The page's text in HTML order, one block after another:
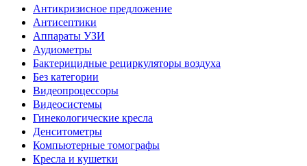
Антикризисное предложение
Антисептики
Аппараты УЗИ
Аудиометры
Бактерицидные рециркуляторы воздуха
Без категории
Видеопроцессоры
Видеосистемы
Гинекологические кресла
Денситометры
Компьютерные томографы
Кресла и кушетки